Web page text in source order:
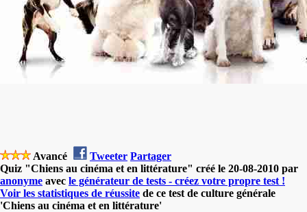
Avancé Tweeter Partager
Quiz "Chiens au cinéma et en littérature" créé le 20-08-2010 par
anonyme avec le générateur de tests - créez votre propre test !
Voir les statistiques de réussite de ce test de culture générale
'Chiens au cinéma et en littérature'